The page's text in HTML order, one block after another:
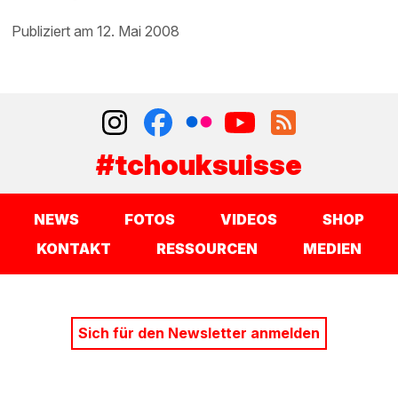
publiziert am 12. Mai 2008
#tchouksuisse
NEWS FOTOS VIDEOS
SHOP
KONTAKT
RESSOURCEN MEDIEN
Sich für den Newsletter anmelden